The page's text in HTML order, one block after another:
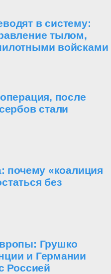
в систему:
тылом,
войсками
после
стали
почему «коалиция
без
Грушко
и Германии
Россией